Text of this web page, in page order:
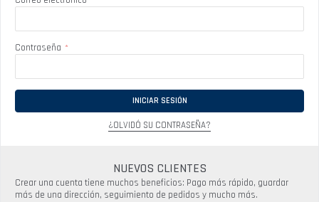
Contraseña
INICIAR SESIÓN
¿OLVIDÓ SU CONTRASEÑA?
NUEVOS CLIENTES
Crear una cuenta tiene muchos beneficios: Pago más rápido, guardar
más de una dirección, seguimiento de pedidos y mucho más.